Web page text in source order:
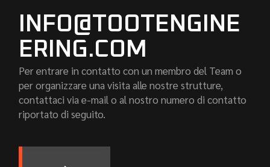
INFO@TOOTENGINE
ERING.COM
Per entrare in contatto con un membro del Team o
per organizzare una visita alle nostre strutture,
contattaci via e-mail o al nostro numero di contatto
riportato di seguito.